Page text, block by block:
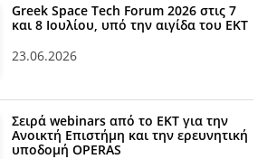
Greek Space Tech Forum 2026 στις 7
και 8 Ιουλίου, υπό την αιγίδα του ΕΚΤ
23.06.2026
Σειρά webinars από το ΕΚΤ για την
Ανοικτή Επιστήμη και την ερευνητική
υποδομή OPERAS